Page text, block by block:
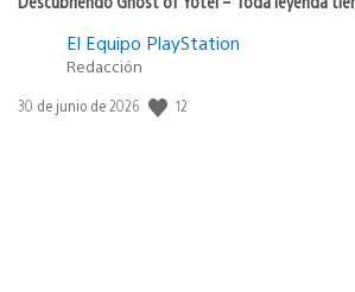
El Equipo PlayStation
Redacción
Fecha
30 de junio de 2026 12